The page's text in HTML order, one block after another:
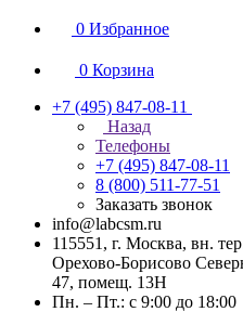
0 Избранное
0 Корзина
+7 (495) 847-08-11
Назад
Телефоны
+7 (495) 847-08-11
8 (800) 511-77-51
Заказать звонок
info@labcsm.ru
115551, г. Москва, вн.
Орехово-Борисово
47, помещ. 13Н
Пн. – Пт.: с 9:00 до 18:00